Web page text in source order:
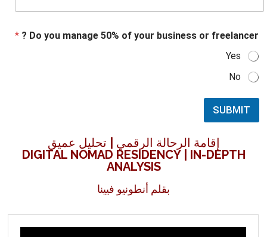
Do you manage 50% of your business or freelancer ?
*
Yes
No
SUBMIT
إقامة الرحالة الرقمي | تحليل عميق
DIGITAL NOMAD RESIDENCY | IN-DEPTH
ANALYSIS
بقلم أنطونيو فيينا